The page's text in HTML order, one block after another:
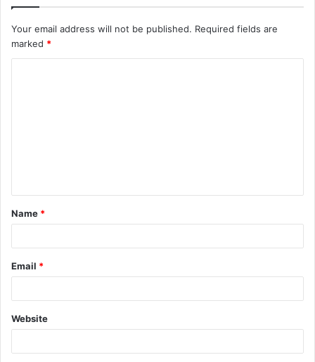
Your email address will not be published. Required fields are
marked *
t
*
Name *
Email *
Website